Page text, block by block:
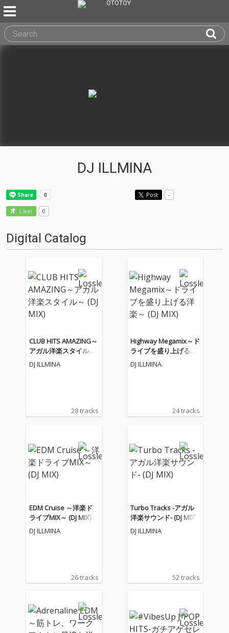
DJ ILLMINA
Post -
Like! 0
Digital Catalog
CLUB HITS AMAZING～
アガル洋楽スタイル～
(DJ MIX)
DJ ILLMINA
28 tracks
Highway Megamix～ド
ライブを盛り上げる洋
楽～ (DJ MIX)
DJ ILLMINA
24 tracks
EDM Cruise ～洋楽ド
ライブMIX～ (DJ MIX)
DJ ILLMINA
26 tracks
Turbo Tracks -アガル
洋楽サウンド- (DJ MIX)
DJ ILLMINA
52 tracks